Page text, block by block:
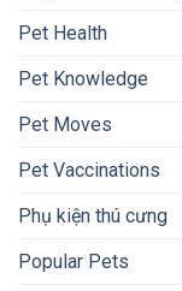
Pet Health
Pet Knowledge
Pet Moves
Pet Vaccinations
Phụ kiện thú cưng
Popular Pets